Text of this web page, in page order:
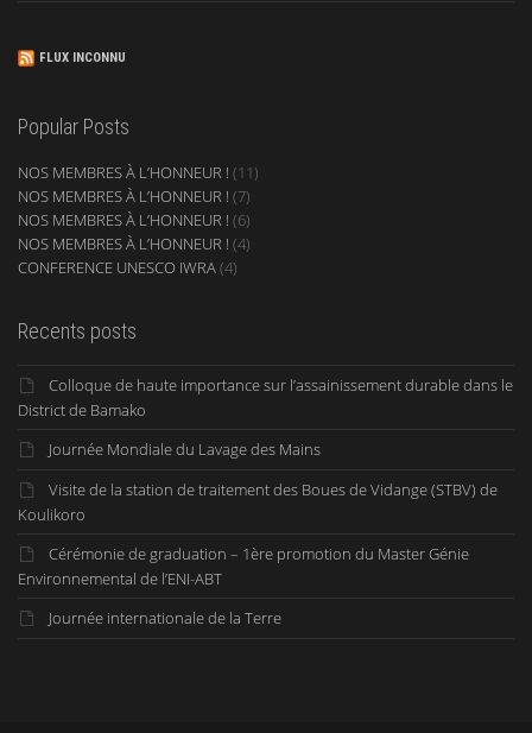
FLUX INCONNU
Popular Posts
NOS MEMBRES À L’HONNEUR ! (11)
NOS MEMBRES À L’HONNEUR ! (7)
NOS MEMBRES À L’HONNEUR ! (6)
NOS MEMBRES À L’HONNEUR ! (4)
CONFERENCE UNESCO IWRA(4)
Recents posts
Colloque de haute importance sur l’assainissement durable dans le
District de Bamako
Journée Mondiale du Lavage des Mains
Visite de la station de traitement des Boues de Vidange (STBV) de
Koulikoro
Cérémonie de graduation – 1ère promotion du Master Génie
Environnemental de l’ENI-ABT
Journée internationale de la Terre